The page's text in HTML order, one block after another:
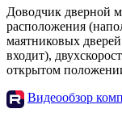
Доводчик дверной
расположения
маятниковых
входит),
открытом
Видеообзор